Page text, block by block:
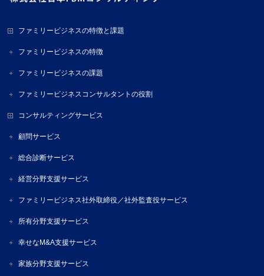
ファミリービジネスの特徴と課題
ファミリービジネスの特徴
ファミリービジネスの課題
ファミリービジネスコンサルタントの役割
コンサルティングサービス
顧問サービス
総合診断サービス
経営分野支援サービス
ファミリービジネス社外取締役／社外監査役サービス
所有分野支援サービス
幸せなM&A支援サービス
家族分野支援サービス